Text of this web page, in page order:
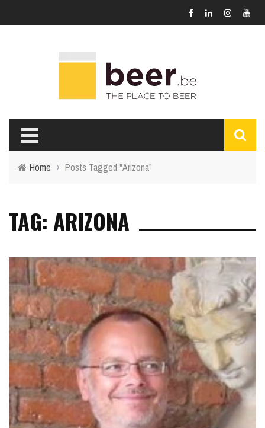
Home › Posts Tagged "Arizona"
TAG: ARIZONA